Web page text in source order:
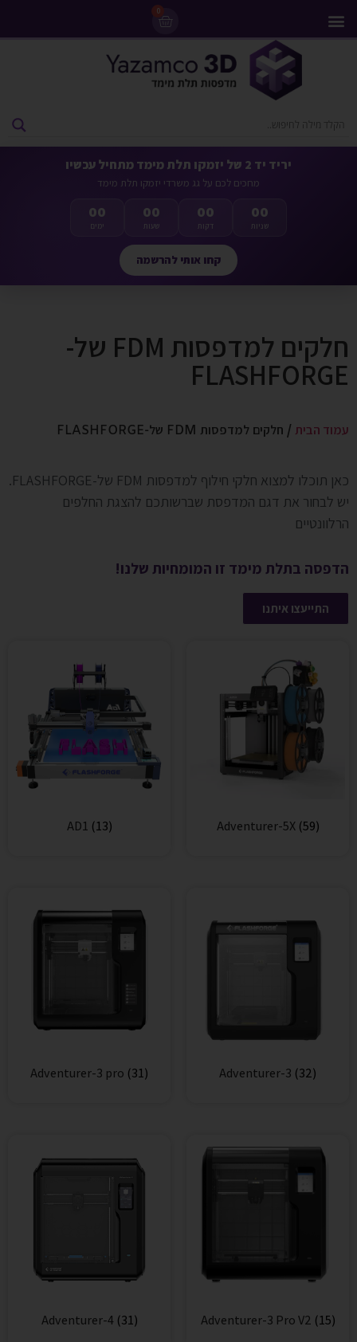
0
יריד יד 2 של יזמקו תלת מימד מתחיל עכשיו
מחכים לכם על גג משרדי יזמקו תלת מימד
00
ימים
00
שעות
00
דקות
00
שניות
קחו אותי להרשמה
חלקים למדפסות FDM של-
FLASHFORGE
עמוד הבית / חלקים למדפסות FDM של-FLASHFORGE
כאן תוכלו למצוא חלקי חילוף למדפסות FDM של-FLASHFORGE.
יש לבחור את דגם המדפסת שברשותכם להצגת החלפים
הרלוונטיים
הדפסה בתלת מימד זו המומחיות שלנו!
התייעצו איתנו
Adventurer-5X (59)
AD1 (13)
Adventurer-3 (32)
Adventurer-3 pro (31)
Adventurer-3 Pro V2 (15)
Adventurer-4 (31)